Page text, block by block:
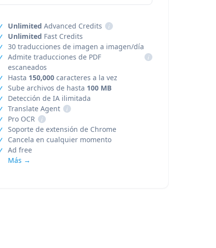
Unlimited Advanced Credits
i
Unlimited Fast Credits
30 traducciones de imagen a imagen/día
Admite traducciones de PDF
escaneados
i
Hasta 150,000caracteres a la vez
Sube archivos de hasta 100 MB
Detección de IA ilimitada
Translate Agent
i
Pro OCR
i
Soporte de extensión de Chrome
Cancela en cualquier momento
Ad free
Más →